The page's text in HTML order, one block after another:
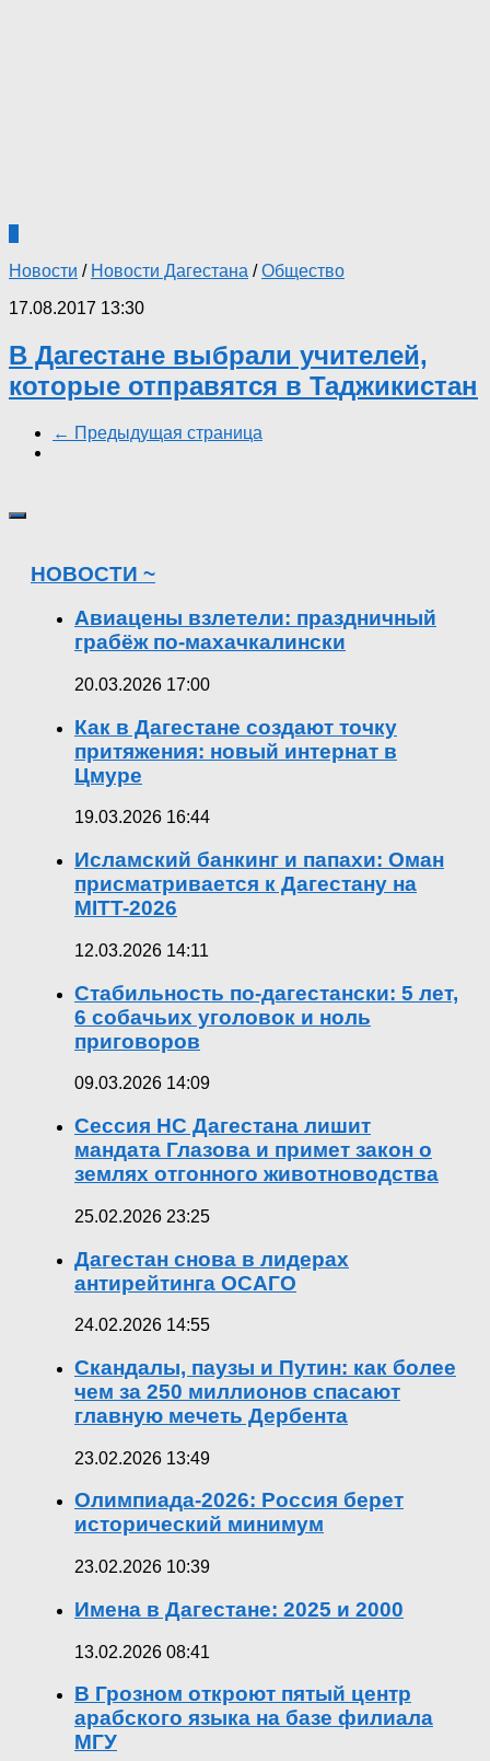
Новости / Новости Дагестана /Общество
17.08.2017 13:30
В Дагестане выбрали учителей,
которые отправятся в Таджикистан
← Предыдущая страница
НОВОСТИ ~
Авиацены взлетели: праздничный
грабёж по-махачкалински
20.03.2026 17:00
Как в Дагестане создают точку
притяжения: новый интернат в
Цмуре
19.03.2026 16:44
Исламский банкинг и папахи: Оман
присматривается к Дагестану на
MITT-2026
12.03.2026 14:11
Стабильность по-дагестански: 5 лет,
6 собачьих уголовок и ноль
приговоров
09.03.2026 14:09
Сессия НС Дагестана лишит
мандата Глазова и примет закон о
землях отгонного животноводства
25.02.2026 23:25
Дагестан снова в лидерах
антирейтинга ОСАГО
24.02.2026 14:55
Скандалы, паузы и Путин: как более
чем за 250 миллионов спасают
главную мечеть Дербента
23.02.2026 13:49
Олимпиада-2026: Россия берет
исторический минимум
23.02.2026 10:39
Имена в Дагестане: 2025 и 2000
13.02.2026 08:41
В Грозном откроют пятый центр
арабского языка на базе филиала
МГУ